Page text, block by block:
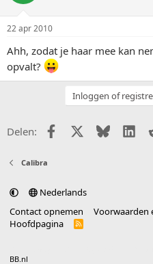
22 apr 2010
Ahh, zodat je haar mee kan
opvalt?
Inloggen of
Delen: FacebookX (Twitter)
Bluesky
Calibra
Nederlands
Contact opnemen
Voorwaarden
Hoofdpagina
R
BB.nl